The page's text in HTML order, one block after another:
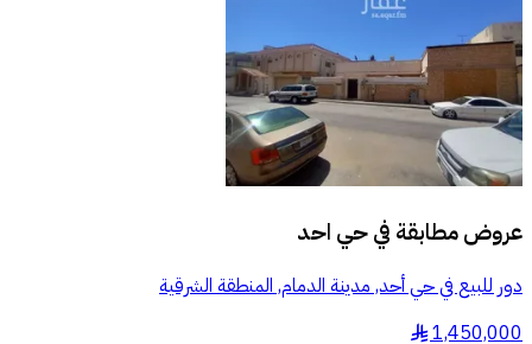
عروض مطابقة فيحي احد
دور للبيع في حي أحد, مدينة الدمام, المنطقة الشرقية
1,450,000
§